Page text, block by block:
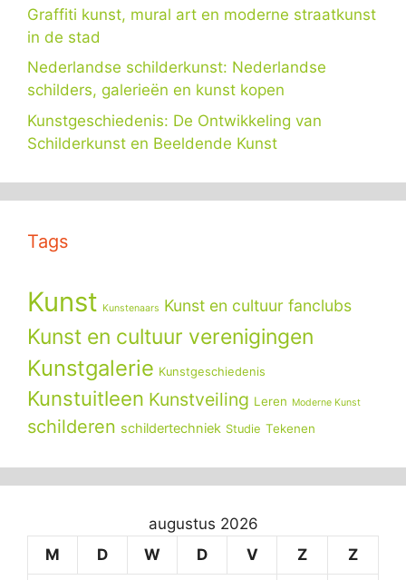
Graffiti kunst, mural art en moderne straatkunst
in de stad
Nederlandse schilderkunst: Nederlandse
schilders, galerieën en kunst kopen
Kunstgeschiedenis: De Ontwikkeling van
Schilderkunst en Beeldende Kunst
Tags
Kunst Kunstenaars Kunst en cultuur fanclubs
Kunst en cultuur verenigingen
Kunstgalerie Kunstgeschiedenis
Kunstuitleen Kunstveiling Leren Moderne Kunst
schilderen schildertechniek Studie Tekenen
augustus 2026
M
D W D V Z Z